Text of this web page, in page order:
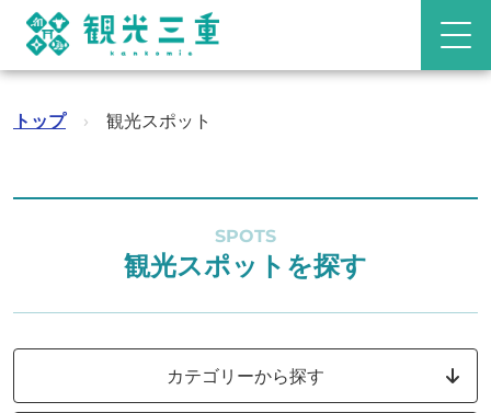
トップ › 観光スポット
SPOTS
観光スポットを探す
カテゴリーから探す